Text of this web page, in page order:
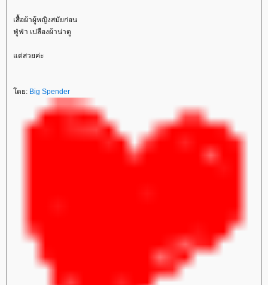
เสื้อผ้าผู้หญิงสมัยก่อน
ฟู่ฟ่า เปลืองผ้าน่าดู
ต่สวยค่ะ
ดย: Big Spender